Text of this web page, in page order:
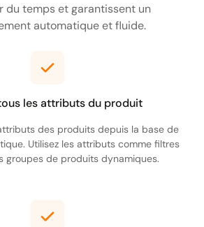
du temps et garantissent un
automatique et fluide.
les attributs du produit
des produits depuis la base de
Utilisez les attributs comme filtres
groupes de produits dynamiques.